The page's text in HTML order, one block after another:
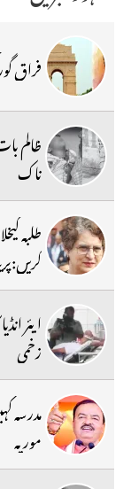
فراق
ظالم
ناک
طلبہ
زخمی
مدرسہ
موریہ